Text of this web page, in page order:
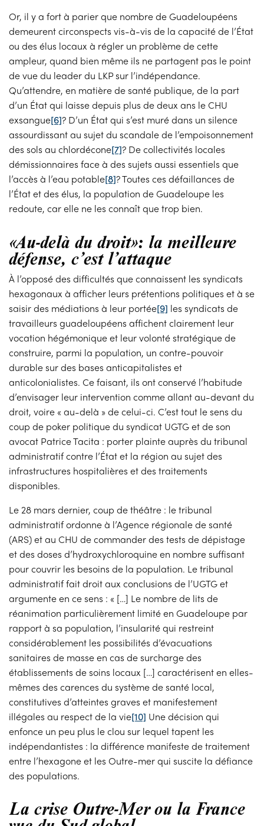
Or, il y a fort à parier que nombre de Guadeloupéens
demeurent circonspects vis-à-vis de la capacité de l’État
ou des élus locaux à régler un problème de cette
ampleur, quand bien même ils ne partagent pas le point
de vue du leader du LKP sur l’indépendance.
Qu’attendre, en matière de santé publique, de la part
d’un État qui laisse depuis plus de deux ans le CHU
exsangue[6]? D’un État qui s’est muré dans un silence
assourdissant au sujet du scandale de l’empoisonnement
des sols au chlordécone[7]? De collectivités locales
démissionnaires face à des sujets aussi essentiels que
l’accès à l’eau potable[8]? Toutes ces défaillances de
l’État et des élus, la population de Guadeloupe les
redoute, car elle ne les connaît que trop bien.
«Au-delà du droit»: la meilleure
défense, c’est l’attaque
À l’opposé des difficultés que connaissent les syndicats
hexagonaux à afficher leurs prétentions politiques et à se
saisir des médiations à leur portée[9] les syndicats de
travailleurs guadeloupéens affichent clairement leur
vocation hégémonique et leur volonté stratégique de
construire, parmi la population, un contre-pouvoir
durable sur des bases anticapitalistes et
anticolonialistes. Ce faisant, ils ont conservé l’habitude
d’envisager leur intervention comme allant au-devant du
droit, voire « au-delà » de celui-ci. C’est tout le sens du
coup de poker politique du syndicat UGTG et de son
avocat Patrice Tacita : porter plainte auprès du tribunal
administratif contre l’État et la région au sujet des
infrastructures hospitalières et des traitements
disponibles.
Le 28 mars dernier, coup de théâtre : le tribunal
administratif ordonne à l’Agence régionale de santé
(ARS) et au CHU de commander des tests de dépistage
et des doses d’hydroxychloroquine en nombre suffisant
pour couvrir les besoins de la population. Le tribunal
administratif fait droit aux conclusions de l’UGTG et
argumente en ce sens : « […] Le nombre de lits de
réanimation particulièrement limité en Guadeloupe par
rapport à sa population, l’insularité qui restreint
considérablement les possibilités d’évacuations
sanitaires de masse en cas de surcharge des
établissements de soins locaux […] caractérisent en elles-
mêmes des carences du système de santé local,
constitutives d’atteintes graves et manifestement
illégales au respect de la vie[10] Une décision qui
enfonce un peu plus le clou sur lequel tapent les
indépendantistes : la différence manifeste de traitement
entre l’hexagone et les Outre-mer qui suscite la défiance
des populations.
La crise Outre-Mer ou la France